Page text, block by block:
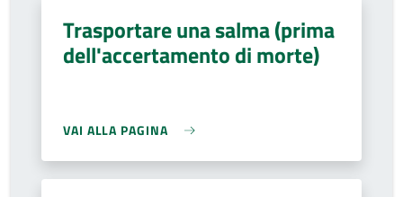
Trasportare una salma (prima
dell'accertamento di morte)
VAI ALLA PAGINA